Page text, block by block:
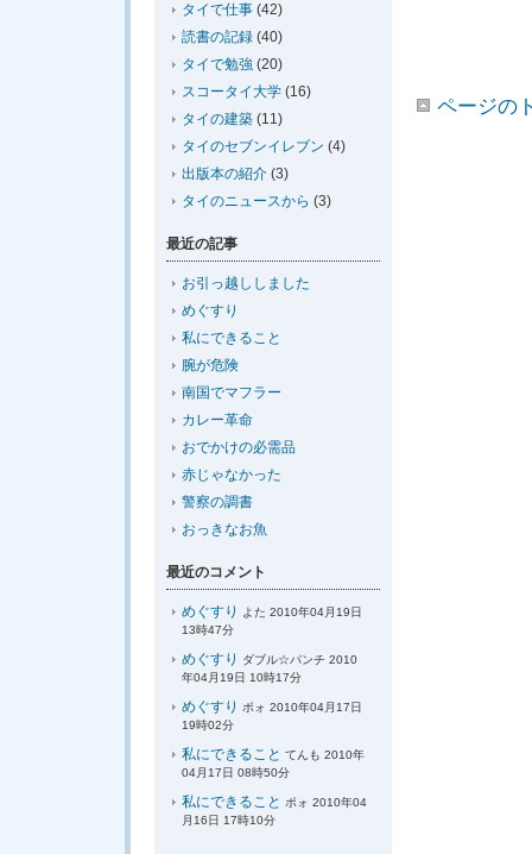
ページの
タイで仕事 (42)
読書の記録 (40)
タイで勉強 (20)
スコータイ大学 (16)
タイの建築 (11)
タイのセブンイレブン (4)
出版本の紹介 (3)
タイのニュースから (3)
最近の記事
お引っ越ししました
めぐすり
私にできること
腕が危険
南国でマフラー
カレー革命
おでかけの必需品
赤じゃなかった
警察の調書
おっきなお魚
最近のコメント
めぐすり よた 2010年04月19日
13時47分
めぐすり
ダブル☆パンチ 2010
年04月19日 10時17分
めぐすり
ポォ 2010年04月17日
19時02分
私にできること てんも 2010年
04月17日 08時50分
私にできること ポォ 2010年04
月16日 17時10分